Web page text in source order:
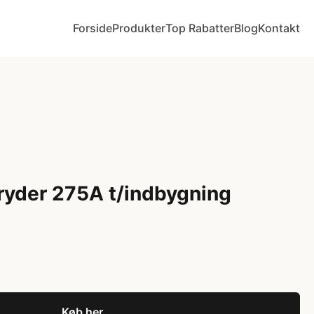
ForsideProdukterTop RabatterBlogKontakt
275A t/indbygning